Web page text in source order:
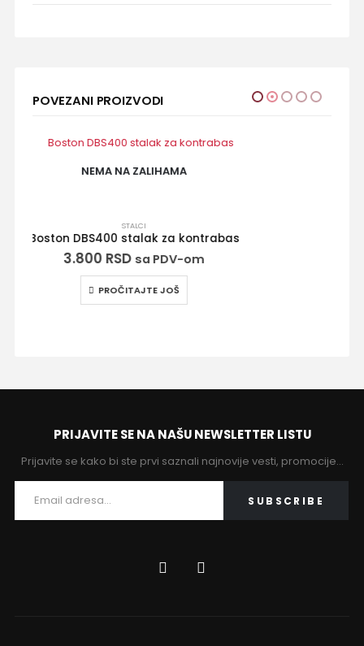
POVEZANI PROIZVODI
NEMA NA ZALIHAMA
STALCI, FUTROLE I KOFERI
Boston DST-120 stoni stalak za mikrofon
1.500 RSD sa PDV-om
PROČITAJTE JOŠ